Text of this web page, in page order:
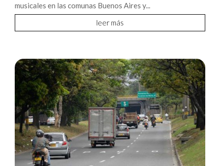
musicales en las comunas Buenos Aires y...
leer más